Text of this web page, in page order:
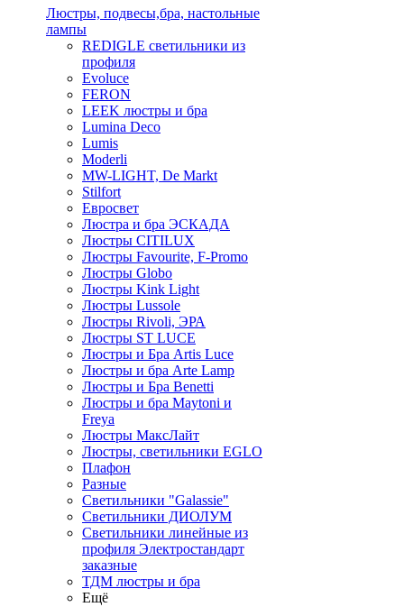
Люстры, подвесы,бра, настольные
лампы
REDIGLE светильники из
профиля
Evoluce
FERON
LEEK люстры и бра
Lumina Deco
Lumis
Moderli
MW-LIGHT, De Markt
Stilfort
Евросвет
Люстра и бра ЭСКАДА
Люстры CITILUX
Люстры Favourite, F-Promo
Люстры Globo
Люстры Kink Light
Люстры Lussole
Люстры Rivoli, ЭРА
Люстры ST LUCE
Люстры и Бра Artis Luce
Люстры и бра Arte Lamp
Люстры и Бра Benetti
Люстры и бра Maytoni и
Freya
Люстры МаксЛайт
Люстры, светильники EGLO
Плафон
Разные
Светильники "Galassie"
Светильники ДИОЛУМ
Светильники линейные из
профиля Электростандарт
заказные
ТДМ люстры и бра
Ещё